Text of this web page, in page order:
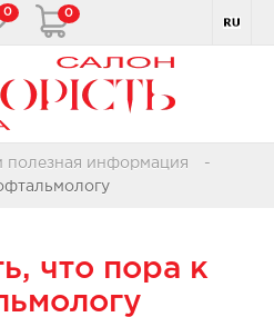
0 0
полезная информация
что пора к